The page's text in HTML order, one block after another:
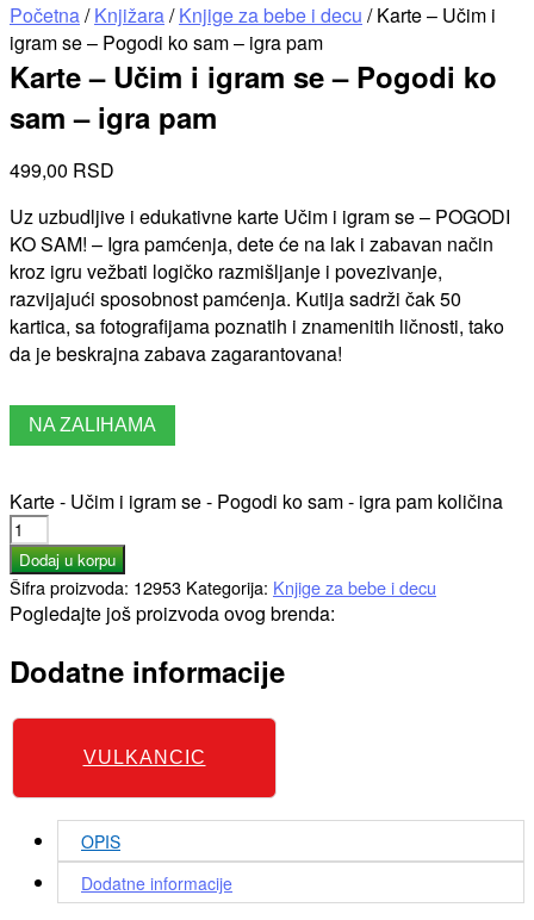
Početna/Knjižara/Knjige za bebe i decu / Karte – Učim i
igram se – Pogodi ko sam – igra pam
Karte – Učim i igram se – Pogodi ko
sam – igra pam
499,00 RSD
Uz uzbudljive i edukativne karte Učim i igram se – POGODI
KO SAM! – Igra pamćenja, dete će na lak i zabavan način
kroz igru vežbati logičko razmišljanje i povezivanje,
razvijajući sposobnost pamćenja. Kutija sadrži čak 50
kartica, sa fotografijama poznatih i znamenitih ličnosti, tako
da je beskrajna zabava zagarantovana!
NA ZALIHAMA
Karte - Učim i igram se - Pogodi ko sam - igra pam količina
Dodaj u korpu
Šifra proizvoda: 12953 Kategorija: Knjige za bebe i decu
Pogledajte još proizvoda ovog brenda:
Dodatne informacije
VULKANCIC
OPIS
Dodatne informacije